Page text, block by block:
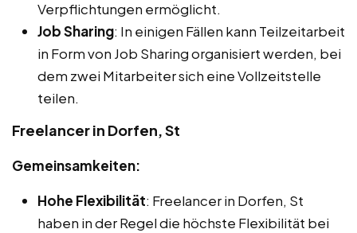
Verpflichtungen ermöglicht.
Job Sharing: In einigen Fällen kann Teilzeitarbeit
in Form von Job Sharing organisiert werden, bei
dem zwei Mitarbeiter sich eine Vollzeitstelle
teilen.
Freelancer in Dorfen, St
Gemeinsamkeiten:
Hohe Flexibilität: Freelancer in Dorfen, St
haben in der Regel die höchste Flexibilität bei